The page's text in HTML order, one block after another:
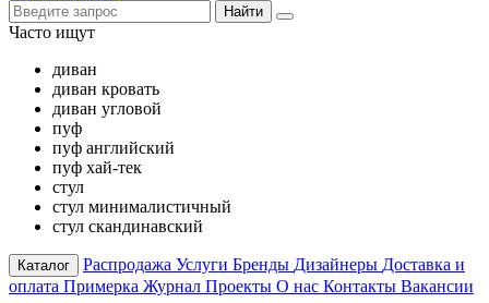
Найти
Часто ищут
диван
диван кровать
диван угловой
пуф
пуф английский
пуф хай-тек
стул
стул минималистичный
стул скандинавский
Каталог Распродажа Услуги Бренды Дизайнеры Доставка и
оплата Примерка Журнал Проекты О нас Контакты Вакансии